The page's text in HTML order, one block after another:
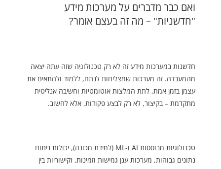
ואם כבר מדברים על מערכות מידע
"חדשניות" – מה זה בעצם אומר?
חדשנות במערכות מידע זה לא רק טכנולוגיה שזה עתה יצאה
מהמעבדה. זה מערכות שמצליחות לנתח, ללמוד ולהתאים את
עצמן בזמן אמת, לתת המלצות אוטומטיות וחשיבה אנליטית
מתקדמת – בקיצור, לא רק לבצע פקודות, אלא לחשוב.
טכנולוגיות מבוססות AI ו-ML (למידת מכונה), יכולות ניתוח
נתונים גבוהות, מערכות ענן גמישות וזמינות, וקישוריות בין